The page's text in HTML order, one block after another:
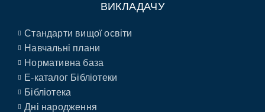
ВИКЛАДАЧУ
Стандарти вищої освіти
Навчальні плани
Нормативна база
E-каталог Бібліотеки
Бібліотека
Дні народження